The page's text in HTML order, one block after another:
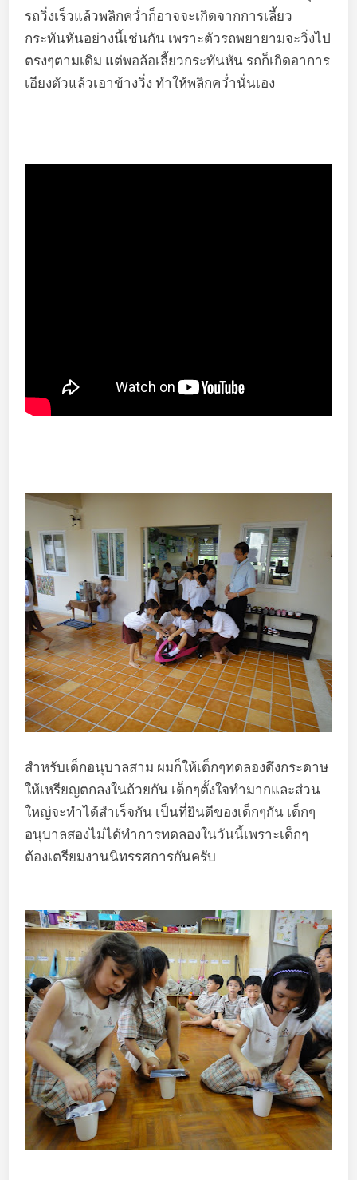
รถวิ่งเร็วแล้วพลิกคว่ำก็อาจจะเกิดจากการเลี้ยว
กระทันหันอย่างนี้เช่นกัน เพราะตัวรถพยายามจะวิ่งไป
ตรงๆตามเดิม แต่พอล้อเลี้ยวกระทันหัน รถก็เกิดอาการ
เอียงตัวแล้วเอาข้างวิ่ง ทำให้พลิกคว่ำนั่นเอง
สำหรับเด็กอนุบาลสาม ผมก็ให้เด็กๆทดลองดึงกระดาษ
ให้เหรียญตกลงในถ้วยกัน เด็กๆตั้งใจทำมากและส่วน
ใหญ่จะทำได้สำเร็จกัน เป็นที่ยินดีของเด็กๆกัน เด็กๆ
อนุบาลสองไม่ได้ทำการทดลองในวันนี้เพราะเด็กๆ
ต้องเตรียมงานนิทรรศการกันครับ